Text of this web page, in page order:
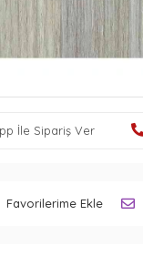
İle Sipariş Ver
Favorilerime Ekle